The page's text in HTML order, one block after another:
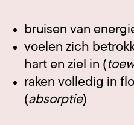
bruisen van
voelen zich
hart en ziel in (
raken volledig in
(absorptie)